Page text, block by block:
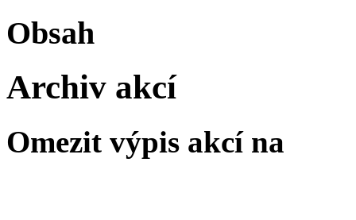
Obsah
Archiv akcí
Omezit výpis akcí na